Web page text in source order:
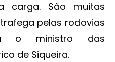
carga. São muitas
pelas rodovias
o ministro das
de Siqueira.